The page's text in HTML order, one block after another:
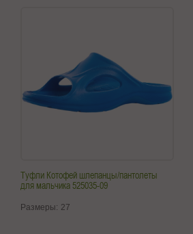
Туфли Котофей шлепанцы/пантолеты
для мальчика 525035-09
Размеры: 27